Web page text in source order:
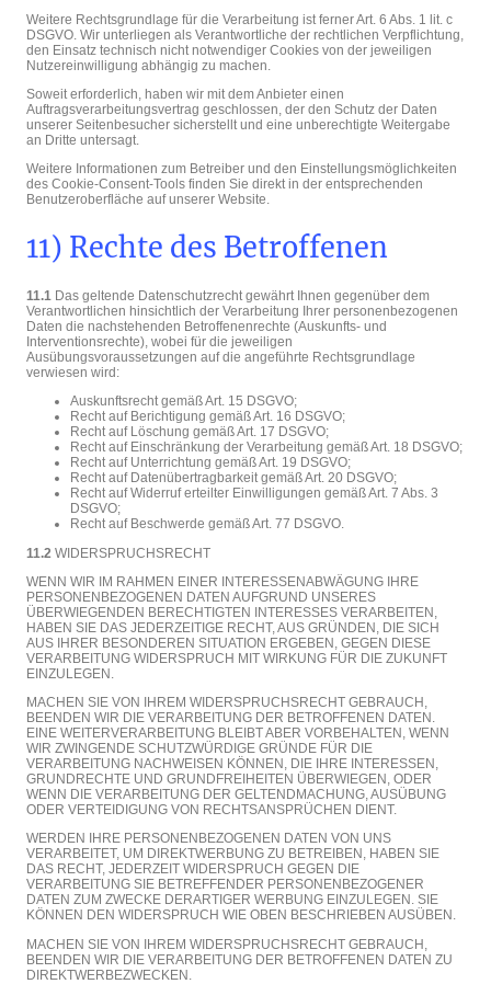
Weitere Rechtsgrundlage für die Verarbeitung ist ferner Art. 6 Abs. 1 lit. c
DSGVO. Wir unterliegen als Verantwortliche der rechtlichen Verpflichtung,
den Einsatz technisch nicht notwendiger Cookies von der jeweiligen
Nutzereinwilligung abhängig zu machen.
Soweit erforderlich, haben wir mit dem Anbieter einen
Auftragsverarbeitungsvertrag geschlossen, der den Schutz der Daten
unserer Seitenbesucher sicherstellt und eine unberechtigte Weitergabe
an Dritte untersagt.
Weitere Informationen zum Betreiber und den Einstellungsmöglichkeiten
des Cookie-Consent-Tools finden Sie direkt in der entsprechenden
Benutzeroberfläche auf unserer Website.
11) Rechte des Betroffenen
11.1 Das geltende Datenschutzrecht gewährt Ihnen gegenüber dem
Verantwortlichen hinsichtlich der Verarbeitung Ihrer personenbezogenen
Daten die nachstehenden Betroffenenrechte (Auskunfts- und
Interventionsrechte), wobei für die jeweiligen
Ausübungsvoraussetzungen auf die angeführte Rechtsgrundlage
verwiesen wird:
Auskunftsrecht gemäß Art. 15 DSGVO;
Recht auf Berichtigung gemäß Art. 16 DSGVO;
Recht auf Löschung gemäß Art. 17 DSGVO;
Recht auf Einschränkung der Verarbeitung gemäß Art. 18 DSGVO;
Recht auf Unterrichtung gemäß Art. 19 DSGVO;
Recht auf Datenübertragbarkeit gemäß Art. 20 DSGVO;
Recht auf Widerruf erteilter Einwilligungen gemäß Art. 7 Abs. 3
DSGVO;
Recht auf Beschwerde gemäß Art. 77 DSGVO.
11.2 WIDERSPRUCHSRECHT
WENN WIR IM RAHMEN EINER INTERESSENABWÄGUNG IHRE
PERSONENBEZOGENEN DATEN AUFGRUND UNSERES
ÜBERWIEGENDEN BERECHTIGTEN INTERESSES VERARBEITEN,
HABEN SIE DAS JEDERZEITIGE RECHT, AUS GRÜNDEN, DIE SICH
AUS IHRER BESONDEREN SITUATION ERGEBEN, GEGEN DIESE
VERARBEITUNG WIDERSPRUCH MIT WIRKUNG FÜR DIE ZUKUNFT
EINZULEGEN.
MACHEN SIE VON IHREM WIDERSPRUCHSRECHT GEBRAUCH,
BEENDEN WIR DIE VERARBEITUNG DER BETROFFENEN DATEN.
EINE WEITERVERARBEITUNG BLEIBT ABER VORBEHALTEN, WENN
WIR ZWINGENDE SCHUTZWÜRDIGE GRÜNDE FÜR DIE
VERARBEITUNG NACHWEISEN KÖNNEN, DIE IHRE INTERESSEN,
GRUNDRECHTE UND GRUNDFREIHEITEN ÜBERWIEGEN, ODER
WENN DIE VERARBEITUNG DER GELTENDMACHUNG, AUSÜBUNG
ODER VERTEIDIGUNG VON RECHTSANSPRÜCHEN DIENT.
WERDEN IHRE PERSONENBEZOGENEN DATEN VON UNS
VERARBEITET, UM DIREKTWERBUNG ZU BETREIBEN, HABEN SIE
DAS RECHT, JEDERZEIT WIDERSPRUCH GEGEN DIE
VERARBEITUNG SIE BETREFFENDER PERSONENBEZOGENER
DATEN ZUM ZWECKE DERARTIGER WERBUNG EINZULEGEN. SIE
KÖNNEN DEN WIDERSPRUCH WIE OBEN BESCHRIEBEN AUSÜBEN.
MACHEN SIE VON IHREM WIDERSPRUCHSRECHT GEBRAUCH,
BEENDEN WIR DIE VERARBEITUNG DER BETROFFENEN DATEN ZU
DIREKTWERBEZWECKEN.